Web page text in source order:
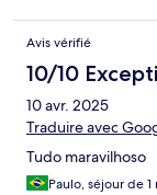
Avis vérifié
10/10
10 avr. 2025
Traduire avec
Tudo maravilhoso
Paulo, séjour de 1